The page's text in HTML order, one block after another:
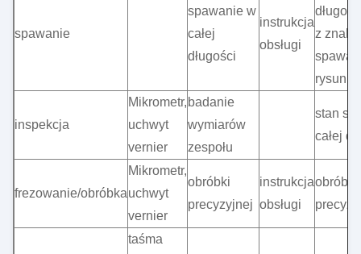
spawanie
spawanie w
całej
długości
instrukcja
obsługi
z
rysunku
inspekcja
Mikrometr,
uchwyt
vernier
badanie
wymiarów
zespołu
stan
całej
frezowanie/obróbka
Mikrometr,
uchwyt
vernier
obróbki
precyzyjnej
instrukcja
obsługi
obróbki
taśma